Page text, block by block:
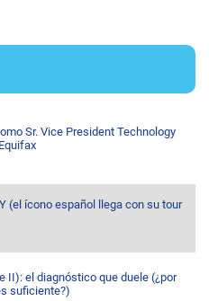
Sr. Vice President Technology
(el ícono español llega con su tour
II): el diagnóstico que duele (¿por
suficiente?)